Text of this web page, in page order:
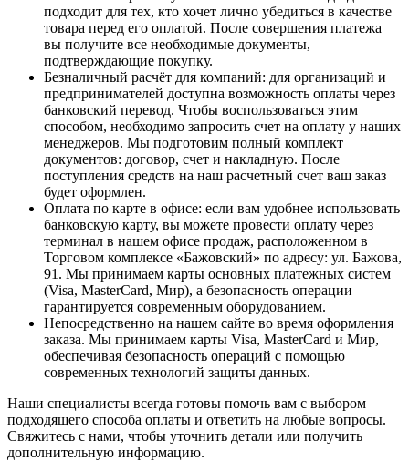
подходит для тех, кто хочет лично убедиться в качестве
товара перед его оплатой. После совершения платежа
вы получите все необходимые документы,
подтверждающие покупку.
Безналичный расчёт для компаний: для организаций и
предпринимателей доступна возможность оплаты через
банковский перевод. Чтобы воспользоваться этим
способом, необходимо запросить счет на оплату у наших
менеджеров. Мы подготовим полный комплект
документов: договор, счет и накладную. После
поступления средств на наш расчетный счет ваш заказ
будет оформлен.
Оплата по карте в офисе: если вам удобнее использовать
банковскую карту, вы можете провести оплату через
терминал в нашем офисе продаж, расположенном в
Торговом комплексе «Бажовский» по адресу: ул. Бажова,
91. Мы принимаем карты основных платежных систем
(Visa, MasterCard, Мир), а безопасность операции
гарантируется современным оборудованием.
Непосредственно на нашем сайте во время оформления
заказа. Мы принимаем карты Visa, MasterCard и Мир,
обеспечивая безопасность операций с помощью
современных технологий защиты данных.
Наши специалисты всегда готовы помочь вам с выбором
подходящего способа оплаты и ответить на любые вопросы.
Свяжитесь с нами, чтобы уточнить детали или получить
дополнительную информацию.